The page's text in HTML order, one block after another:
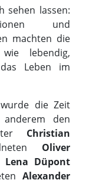
die Zeit
den
Christian
Oliver
Lena Düpont
Gesprächen
aktuelle
der
zu den